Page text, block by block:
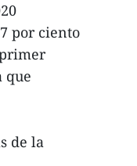
por ciento
que
de la